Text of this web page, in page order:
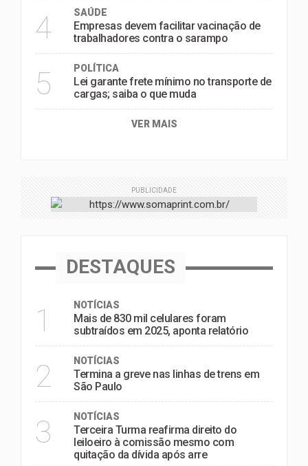
4 SAÚDE
Empresas devem facilitar vacinação de
trabalhadores contra o sarampo
5 POLÍTICA
Lei garante frete mínimo no transporte de
cargas; saiba o que muda
VER MAIS
PUBLICIDADE
DESTAQUES
1 NOTÍCIAS
Mais de 830 mil celulares foram
subtraídos em 2025, aponta relatório
2 NOTÍCIAS
Termina a greve nas linhas de trens em
São Paulo
3 NOTÍCIAS
Terceira Turma reafirma direito do
leiloeiro à comissão mesmo com
quitação da dívida após arre